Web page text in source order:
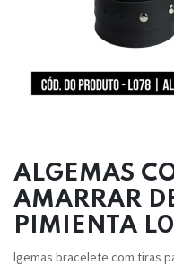
ALGEMAS
AMARRAR
PIMIENTA
lgemas bracelete com tiras